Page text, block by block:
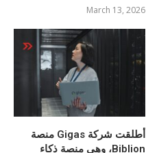
March 13, 2026
أطلقت شركة Gigas منصة
Biblion، وهي منصة ذكاء